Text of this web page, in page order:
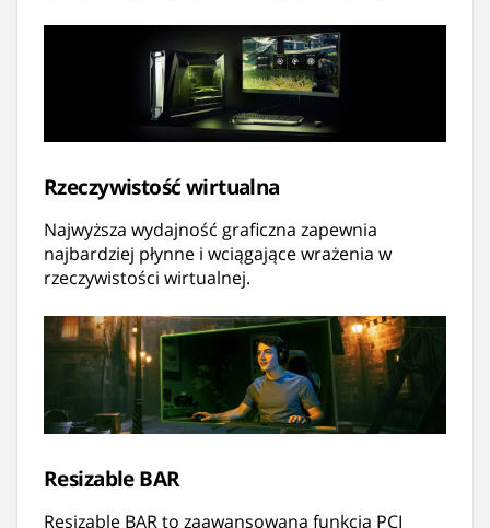
Rzeczywistość wirtualna
Najwyższa wydajność graficzna zapewnia
najbardziej płynne i wciągające wrażenia w
rzeczywistości wirtualnej.
Resizable BAR
Resizable BAR to zaawansowana funkcja PCI